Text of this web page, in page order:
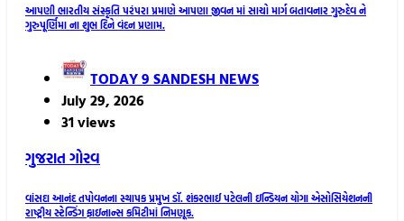
આપણી ભારતીય સંસ્કૃતિ પરંપરા પ્રમાણે આપણા જીવન માં સાચો માર્ગ બતાવનાર ગુરુદેવ ને
ગુરુપૂર્ણિમા ના શુભ દિને વંદન પ્રણામ.
TODAY 9 SANDESH NEWS
July 29, 2026
31 views
ગુજરાત ગોરવ
વાંસદા આનંદ તપોવનના સ્થાપક પ્રમુખ ડૉ. શંકરભાઈ પટેલની ઇન્ડિયન યોગા એસોસિયેશનની
રાષ્ટ્રીય સ્ટેન્ડિંગ ફાઇનાન્સ કમિટીમાં નિમણૂક.